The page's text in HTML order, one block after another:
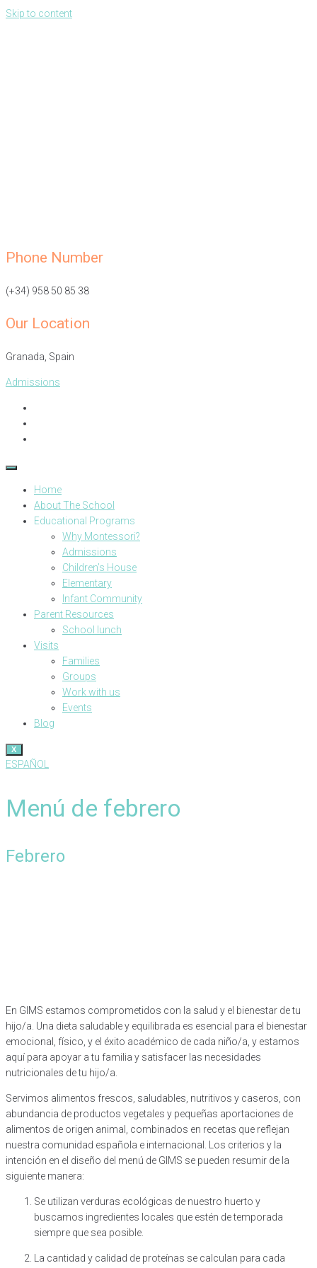
Skip to content
Phone Number
(+34) 958 50 85 38
Our Location
Granada, Spain​
Admissions
Home
About The School
Educational Programs
Why Montessori?
Admissions
Children’s House
Elementary
Infant Community
Parent Resources
School lunch
Visits
Families
Groups
Work with us
Events
Blog
X
ESPAÑOL
Menú de febrero
Febrero
En GIMS estamos comprometidos con la salud y el bienestar de tu
hijo/a. Una dieta saludable y equilibrada es esencial para el bienestar
emocional, físico, y el éxito académico de cada niño/a, y estamos
aquí para apoyar a tu familia y satisfacer las necesidades
nutricionales de tu hijo/a.
Servimos alimentos frescos, saludables, nutritivos y caseros, con
abundancia de productos vegetales y pequeñas aportaciones de
alimentos de origen animal, combinados en recetas que reflejan
nuestra comunidad española e internacional. Los criterios y la
intención en el diseño del menú de GIMS se pueden resumir de la
siguiente manera:
Se utilizan verduras ecológicas de nuestro huerto y
buscamos ingredientes locales que estén de temporada
siempre que sea posible.
La cantidad y calidad de proteínas se calculan para cada